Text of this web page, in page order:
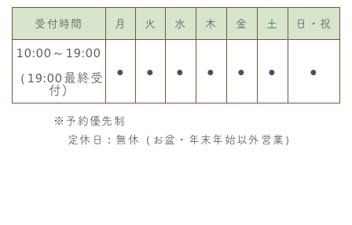
受付時間 月 火 水 木 金 土 日・祝
10:00～19:00
（19:00最終受
付)
● ● ● ● ● ● ●
※予約優先制
定休日：無休（お盆・年末年始以外営業）